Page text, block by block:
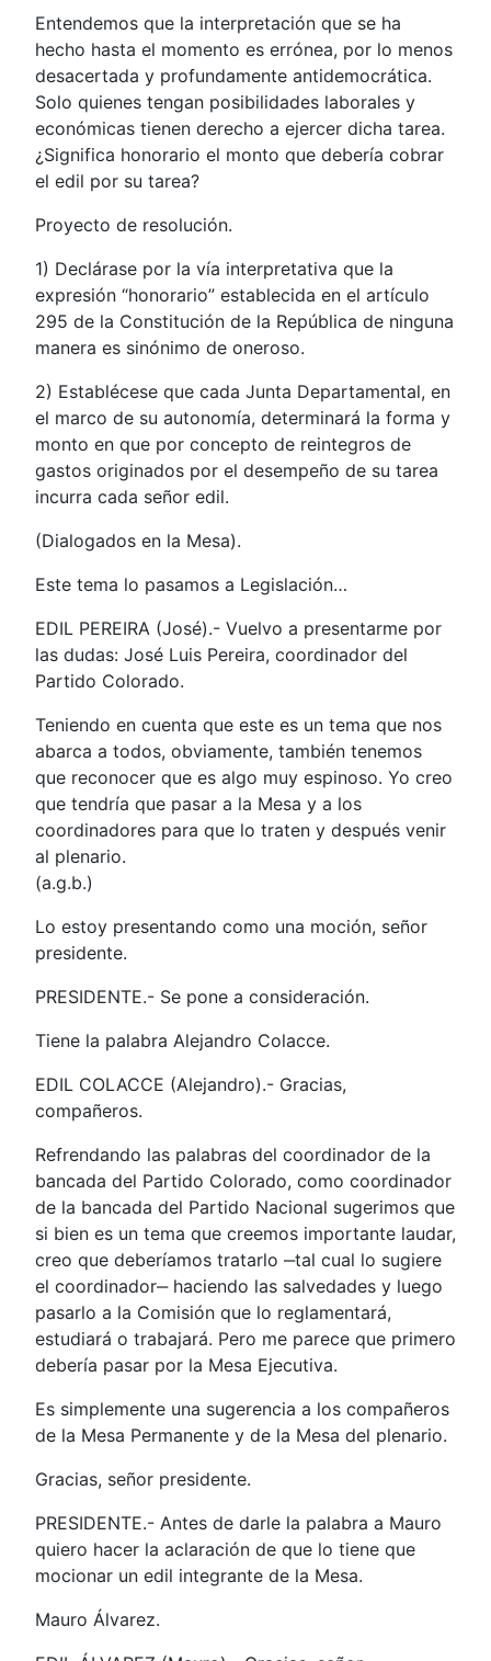
Entendemos que la interpretación que se ha
hecho hasta el momento es errónea, por lo menos
desacertada y profundamente antidemocrática.
Solo quienes tengan posibilidades laborales y
económicas tienen derecho a ejercer dicha tarea.
¿Significa honorario el monto que debería cobrar
el edil por su tarea?
Proyecto de resolución.
1) Declárase por la vía interpretativa que la
expresión “honorario” establecida en el artículo
295 de la Constitución de la República de ninguna
manera es sinónimo de oneroso.
2) Establécese que cada Junta Departamental, en
el marco de su autonomía, determinará la forma y
monto en que por concepto de reintegros de
gastos originados por el desempeño de su tarea
incurra cada señor edil.
(Dialogados en la Mesa).
Este tema lo pasamos a Legislación…
EDIL PEREIRA (José).- Vuelvo a presentarme por
las dudas: José Luis Pereira, coordinador del
Partido Colorado.
Teniendo en cuenta que este es un tema que nos
abarca a todos, obviamente, también tenemos
que reconocer que es algo muy espinoso. Yo creo
que tendría que pasar a la Mesa y a los
coordinadores para que lo traten y después venir
al plenario.
(a.g.b.)
Lo estoy presentando como una moción, señor
presidente.
PRESIDENTE.- Se pone a consideración.
Tiene la palabra Alejandro Colacce.
EDIL COLACCE (Alejandro).- Gracias,
compañeros.
Refrendando las palabras del coordinador de la
bancada del Partido Colorado, como coordinador
de la bancada del Partido Nacional sugerimos que
si bien es un tema que creemos importante laudar,
creo que deberíamos tratarlo ‒tal cual lo sugiere
el coordinador‒ haciendo las salvedades y luego
pasarlo a la Comisión que lo reglamentará,
estudiará o trabajará. Pero me parece que primero
debería pasar por la Mesa Ejecutiva.
Es simplemente una sugerencia a los compañeros
de la Mesa Permanente y de la Mesa del plenario.
Gracias, señor presidente.
PRESIDENTE.- Antes de darle la palabra a Mauro
quiero hacer la aclaración de que lo tiene que
mocionar un edil integrante de la Mesa.
Mauro Álvarez.